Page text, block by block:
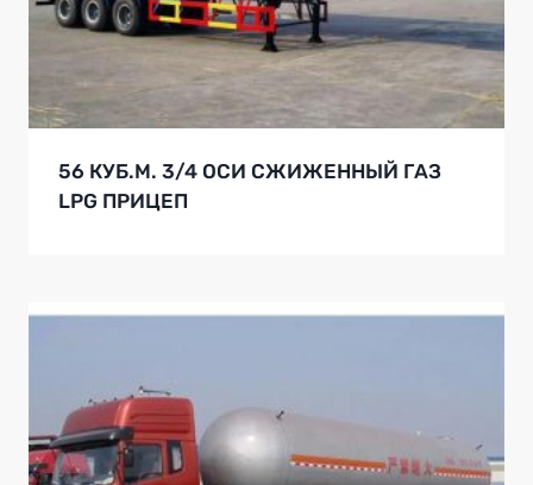
56 КУБ.М. 3/4 ОСИ СЖИЖЕННЫЙ ГАЗ
LPG ПРИЦЕП